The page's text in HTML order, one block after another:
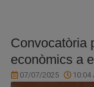
Convocatòria
econòmics a
07/07/2025 10:04